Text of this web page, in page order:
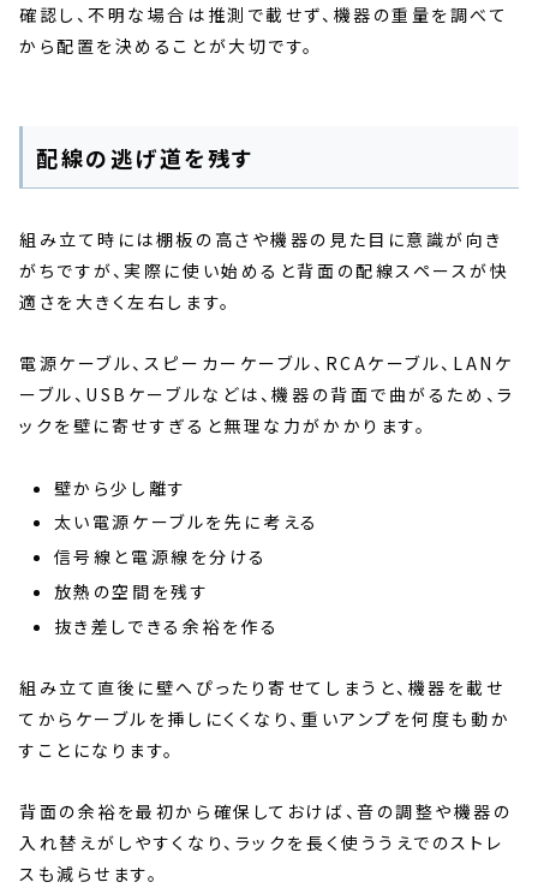
確認し、不明な場合は推測で載せず、機器の重量を調べて
から配置を決めることが大切です。
配線の逃げ道を残す
組み立て時には棚板の高さや機器の見た目に意識が向き
がちですが、実際に使い始めると背面の配線スペースが快
適さを大きく左右します。
電源ケーブル、スピーカーケーブル、RCAケーブル、LANケ
ーブル、USBケーブルなどは、機器の背面で曲がるため、ラ
ックを壁に寄せすぎると無理な力がかかります。
壁から少し離す
太い電源ケーブルを先に考える
信号線と電源線を分ける
放熱の空間を残す
抜き差しできる余裕を作る
組み立て直後に壁へぴったり寄せてしまうと、機器を載せ
てからケーブルを挿しにくくなり、重いアンプを何度も動か
すことになります。
背面の余裕を最初から確保しておけば、音の調整や機器の
入れ替えがしやすくなり、ラックを長く使ううえでのストレ
スも減らせます。